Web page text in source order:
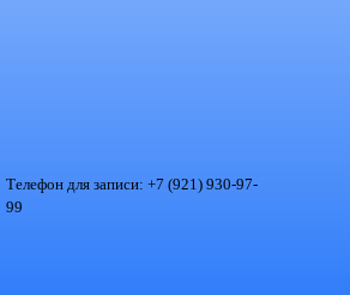
Телефон для записи: +7 (921) 930-97-
99